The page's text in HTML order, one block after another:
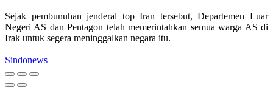
Sejak pembunuhan jenderal top Iran tersebut, Departemen Luar
Negeri AS dan Pentagon telah memerintahkan semua warga AS di
Irak untuk segera meninggalkan negara itu.
Sindonews